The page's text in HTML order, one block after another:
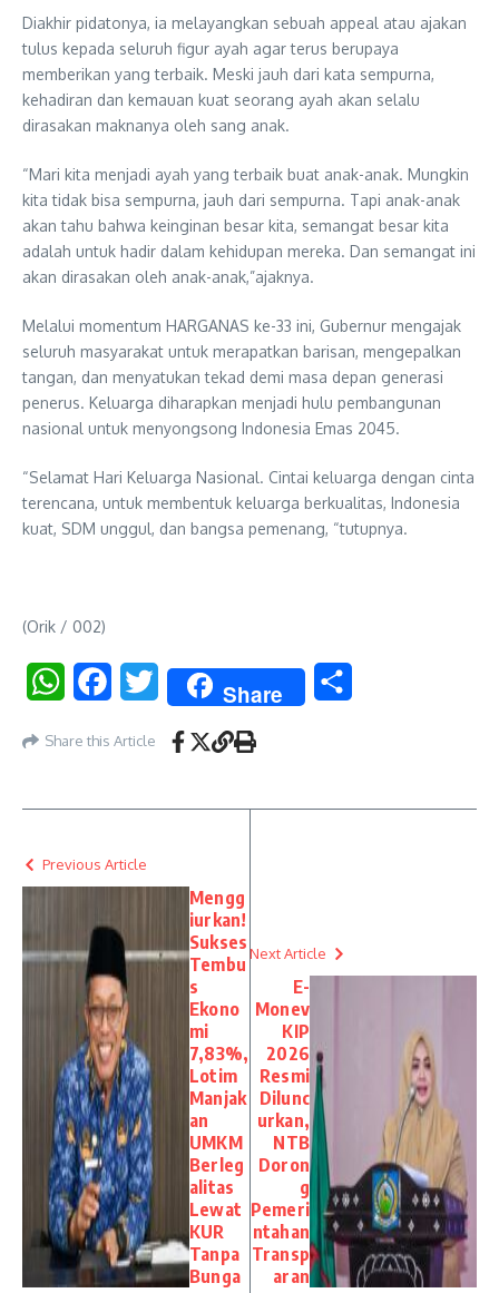
Diakhir pidatonya, ia melayangkan sebuah appeal atau ajakan
tulus kepada seluruh figur ayah agar terus berupaya
memberikan yang terbaik. Meski jauh dari kata sempurna,
kehadiran dan kemauan kuat seorang ayah akan selalu
dirasakan maknanya oleh sang anak.
“Mari kita menjadi ayah yang terbaik buat anak-anak. Mungkin
kita tidak bisa sempurna, jauh dari sempurna. Tapi anak-anak
akan tahu bahwa keinginan besar kita, semangat besar kita
adalah untuk hadir dalam kehidupan mereka. Dan semangat ini
akan dirasakan oleh anak-anak,”ajaknya.
Melalui momentum HARGANAS ke-33 ini, Gubernur mengajak
seluruh masyarakat untuk merapatkan barisan, mengepalkan
tangan, dan menyatukan tekad demi masa depan generasi
penerus. Keluarga diharapkan menjadi hulu pembangunan
nasional untuk menyongsong Indonesia Emas 2045.
“Selamat Hari Keluarga Nasional. Cintai keluarga dengan cinta
terencana, untuk membentuk keluarga berkualitas, Indonesia
kuat, SDM unggul, dan bangsa pemenang, “tutupnya.
(Orik / 002)
WhatsAppFacebookTwitter Share
Share this Article
Previous Article
Mengg
iurkan!
Sukses
Tembu
s
Ekono
mi
7,83%,
Lotim
Manjak
an
UMKM
Berleg
alitas
Lewat
KUR
Tanpa
Bunga
Next Article
E-
Monev
KIP
2026
Resmi
Dilunc
urkan,
NTB
Doron
g
Pemeri
ntahan
Transp
aran